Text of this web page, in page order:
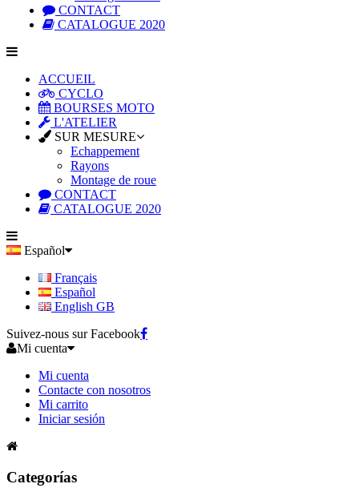
CONTACT
CATALOGUE 2020
ACCUEIL
CYCLO
BOURSES MOTO
L'ATELIER
SUR MESURE
Echappement
Rayons
Montage de roue
CONTACT
CATALOGUE 2020
Español
Français
Español
English GB
Suivez-nous sur Facebook
Mi cuenta
Mi cuenta
Contacte con nosotros
Mi carrito
Iniciar sesión
Categorías